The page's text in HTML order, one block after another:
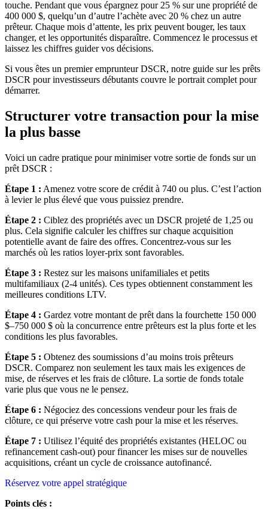
touche. Pendant que vous épargnez pour 25 % sur une propriété de
400 000 $, quelqu’un d’autre l’achète avec 20 % chez un autre
prêteur. Chaque mois d’attente, les prix peuvent bouger, les taux
changer, et les opportunités disparaître. Commencez le processus et
laissez les chiffres guider vos décisions.
Si vous êtes un premier emprunteur DSCR, notre guide sur les prêts
DSCR pour investisseurs débutants couvre le portrait complet pour
démarrer.
Structurer votre transaction pour la mise
la plus basse
Voici un cadre pratique pour minimiser votre sortie de fonds sur un
prêt DSCR :
Étape 1 : Amenez votre score de crédit à 740 ou plus. C’est l’action
à levier le plus élevé que vous puissiez prendre.
Étape 2 : Ciblez des propriétés avec un DSCR projeté de 1,25 ou
plus. Cela signifie calculer les chiffres sur chaque acquisition
potentielle avant de faire des offres. Concentrez-vous sur les
marchés où les ratios loyer-prix sont favorables.
Étape 3 : Restez sur les maisons unifamiliales et petits
multifamiliaux (2-4 unités). Ces types obtiennent constamment les
meilleures conditions LTV.
Étape 4 : Gardez votre montant de prêt dans la fourchette 150 000
$–750 000 $ où la concurrence entre prêteurs est la plus forte et les
conditions les plus favorables.
Étape 5 : Obtenez des soumissions d’au moins trois prêteurs
DSCR. Comparez non seulement les taux mais les exigences de
mise, de réserves et les frais de clôture. La sortie de fonds totale
varie plus que vous ne le pensez.
Étape 6 : Négociez des concessions vendeur pour les frais de
clôture, ce qui préserve votre cash pour la mise et les réserves.
Étape 7 : Utilisez l’équité des propriétés existantes (HELOC ou
refinancement cash-out) pour financer les mises sur de nouvelles
acquisitions, créant un cycle de croissance autofinancé.
Réservez votre appel stratégique
Points clés :